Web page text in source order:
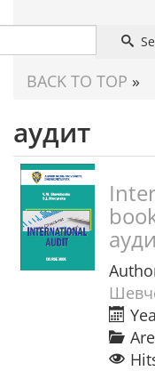
BACK TO TOP »
аудит